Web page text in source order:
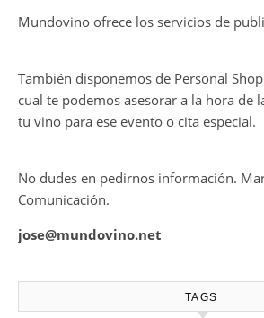
Mundovino ofrece los servicios de
También disponemos de Personal
cual te podemos asesorar a la hora de
tu vino para ese evento o cita especial.
No dudes en pedirnos información.
Comunicación.
jose@mundovino.net
TAGS